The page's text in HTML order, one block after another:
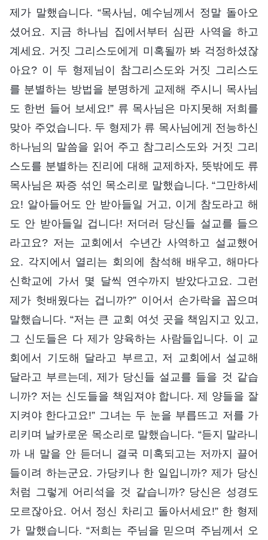
제가 말했습니다. “목사님, 예수님께서 정말 돌아오
셨어요. 지금 하나님 집에서부터 심판 사역을 하고
계세요. 거짓 그리스도에게 미혹될까 봐 걱정하셨잖
아요? 이 두 형제님이 참그리스도와 거짓 그리스도
를 분별하는 방법을 분명하게 교제해 주시니 목사님
도 한번 들어 보세요!” 류 목사님은 마지못해 저희를
맞아 주었습니다. 두 형제가 류 목사님에게 전능하신
하나님의 말씀을 읽어 주고 참그리스도와 거짓 그리
스도를 분별하는 진리에 대해 교제하자, 뜻밖에도 류
목사님은 짜증 섞인 목소리로 말했습니다. “그만하세
요! 알아들어도 안 받아들일 거고, 이게 참도라고 해
도 안 받아들일 겁니다! 저더러 당신들 설교를 들으
라고요? 저는 교회에서 수년간 사역하고 설교했어
요. 각지에서 열리는 회의에 참석해 배우고, 해마다
신학교에 가서 몇 달씩 연수까지 받았다고요. 그런
제가 헛배웠다는 겁니까?” 이어서 손가락을 꼽으며
말했습니다. “저는 큰 교회 여섯 곳을 책임지고 있고,
그 신도들은 다 제가 양육하는 사람들입니다. 이 교
회에서 기도해 달라고 부르고, 저 교회에서 설교해
달라고 부르는데, 제가 당신들 설교를 들을 것 같습
니까? 저는 신도들을 책임져야 합니다. 제 양들을 잘
지켜야 한다고요!” 그녀는 두 눈을 부릅뜨고 저를 가
리키며 날카로운 목소리로 말했습니다. “듣지 말라니
까 내 말을 안 듣더니 결국 미혹되고는 저까지 끌어
들이려 하는군요. 가당키나 한 일입니까? 제가 당신
처럼 그렇게 어리석을 것 같습니까? 당신은 성경도
모르잖아요. 어서 정신 차리고 돌아서세요!” 한 형제
가 말했습니다. “저희는 주님을 믿으며 주님께서 오